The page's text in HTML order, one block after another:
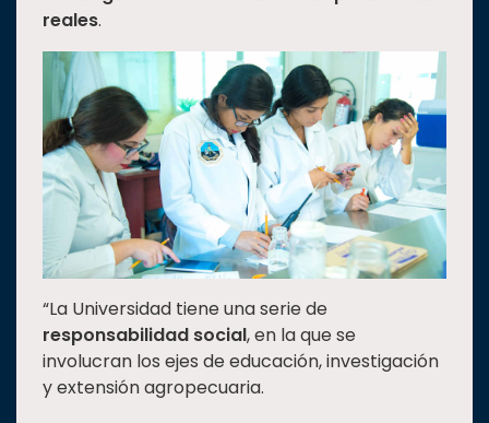
reales.
“La Universidad tiene una serie de
responsabilidad social, en la que se
involucran los ejes de educación, investigación
y extensión agropecuaria.